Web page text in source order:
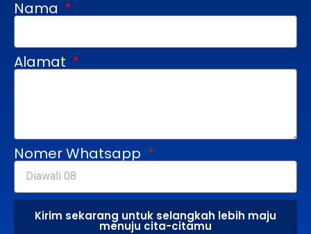
Nama
Alamat
Nomer Whatsapp
Kirim sekarang untuk selangkah lebih maju
menuju cita-citamu